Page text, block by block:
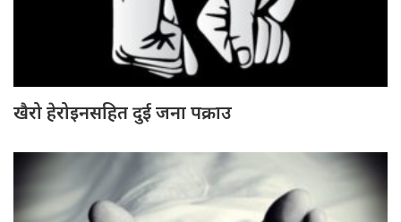
खैरो हेरोइनसहित दुई जना पक्राउ